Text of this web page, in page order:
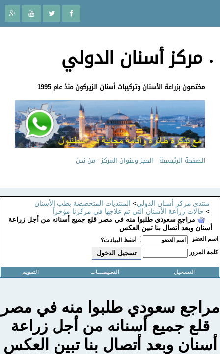
مركز أسنان الدولي
مختصون بزراعة الأسنان وتركيبات أسنان الزيركون منذ عام 1995
لصفحة الرئيسية-الحجز وعنوان المركز-من نحن
منتدى مركز أسنان الدولي >المنتديات المتخصصة بطب الأسنان
>حالات زراعة الأسنان التي تم علاجها في مركزنا مؤخراً
مراجع سعودي طلبوا منه في مصر قلع جميع أسنانه من أجل زراعة
أسنان وبعد أتصال بنا تبين العكس
اسم العضو
حفظ البيانات؟
كلمة المرور
التسجيل التعليمـــات التقويم
سعودي طلبوا منه في مصر
قلع جميع أسنانه من أجل زراعة
أسنان وبعد أتصال بنا تبين العكس